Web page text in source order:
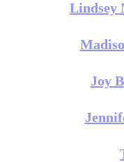
Lindsey
Joy